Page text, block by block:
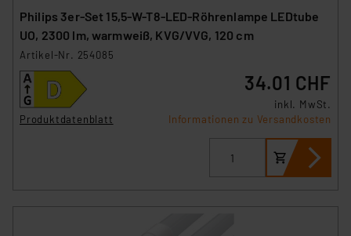
Philips 3er-Set 15,5-W-T8-LED-Röhrenlampe LEDtube
UO, 2300 lm, warmweiß, KVG/VVG, 120 cm
Artikel-Nr. 254085
Produktdatenblatt
34.01 CHF
inkl. MwSt.
Informationen zu Versandkosten